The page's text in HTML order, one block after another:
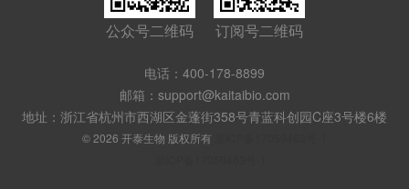
公众号二维码 订阅号二维码
电话：400-178-8899
邮箱：support@kaitaibio.com
地址：浙江省杭州市西湖区金蓬街358号青蓝科创园C座3号楼6楼
© 2026 开泰生物 版权所有